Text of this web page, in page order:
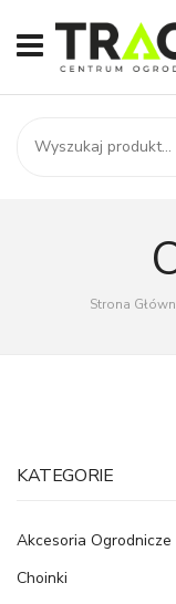
START
SKLEP
Strona
KATEGORIE
Akcesoria Ogrodnicze
Choinki